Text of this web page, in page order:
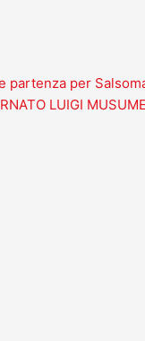
partenza per
LUIGI